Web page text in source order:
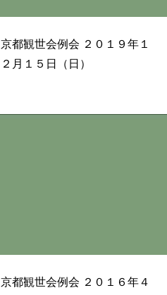
京都観世会例会 ２０１９年１
２月１５日（日）
京都観世会例会 ２０１６年４